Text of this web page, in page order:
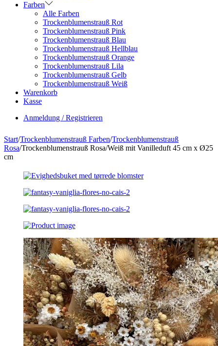
Farben
Alle Farben
Trockenblumenstrauß Rot
Trockenblumenstrauß Pink
Trockenblumenstrauß Blau
Trockenblumenstrauß Hellblau
Trockenblumenstrauß Orange
Trockenblumenstrauß Lila
Trockenblumenstrauß Gelb
Trockenblumenstrauß Weiß
Warenkorb
Kasse
Anmeldung / Registrieren
Start/Trockenblumenstrauß Farben/Trockenblumenstrauß
Rosa/Trockenblumenstrauß Rosa/Weiß mit Vanilleduft 45 cm x Ø25
cm